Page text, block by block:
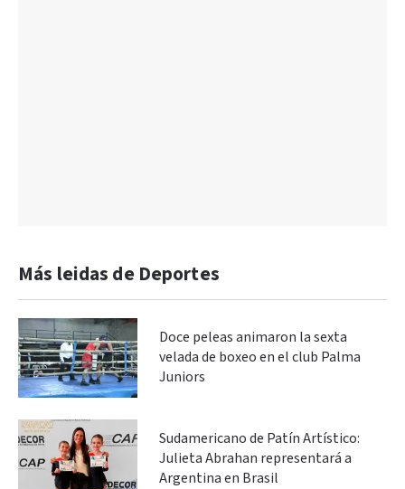
Más leidas de Deportes
Doce peleas animaron la sexta
velada de boxeo en el club Palma
Juniors
Sudamericano de Patín Artístico:
Julieta Abrahan representará a
Argentina en Brasil